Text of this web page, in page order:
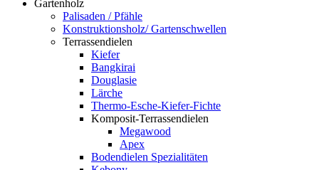
Gartenholz
Palisaden / Pfähle
Konstruktionsholz/ Gartenschwellen
Terrassendielen
Kiefer
Bangkirai
Douglasie
Lärche
Thermo-Esche-Kiefer-Fichte
Komposit-Terrassendielen
Megawood
Apex
Bodendielen Spezialitäten